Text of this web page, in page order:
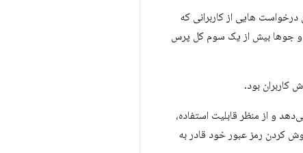
هایی از کاربرانی که
و جوها بیش از یک سوم کل پرس
و از منظر قابلیت استفاده،
کردن رمز عبور خود قادر به